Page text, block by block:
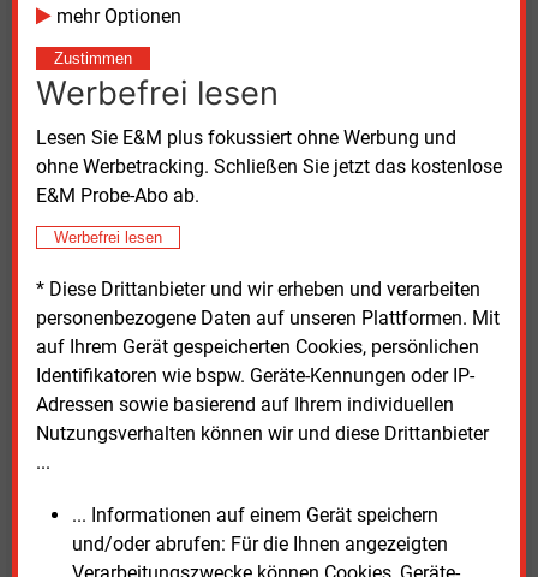
mehr Optionen
Zustimmen
Werbefrei lesen
Lesen Sie E&M plus fokussiert ohne Werbung und
ohne Werbetracking. Schließen Sie jetzt das kostenlose
E&M Probe-Abo ab.
Werbefrei lesen
* Diese Drittanbieter und wir erheben und verarbeiten
personenbezogene Daten auf unseren Plattformen. Mit
auf Ihrem Gerät gespeicherten Cookies, persönlichen
Identifikatoren wie bspw. Geräte-Kennungen oder IP-
Adressen sowie basierend auf Ihrem individuellen
Nutzungsverhalten können wir und diese Drittanbieter
...
... Informationen auf einem Gerät speichern
und/oder abrufen: Für die Ihnen angezeigten
STROMSPEICHER
Neue Anschlussvereinbarung von Westnetz
für Speicher
Westnetz erweitert seine flexiblen
Anschlussvereinbarungen auf Graustromspeicher an
Standorten mit Wind- oder Solaranlagen.
E&M
SMART METER